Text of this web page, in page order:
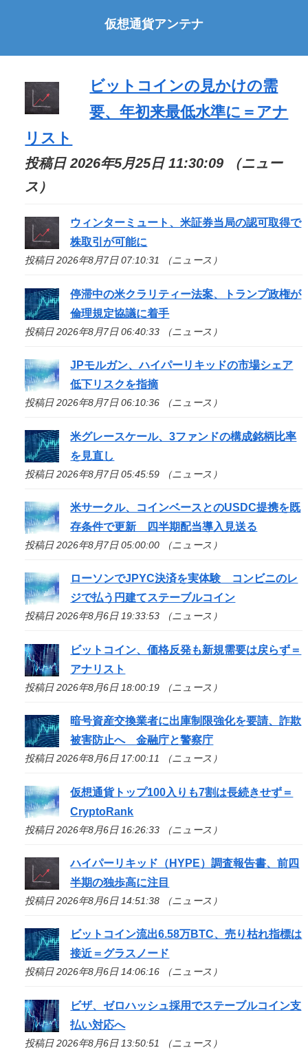
仮想通貨アンテナ
ビットコインの見かけの需
要、年初来最低水準に＝アナ
リスト
投稿日 2026年5月25日 11:30:09 （ニュー
ス）
ウィンターミュート、米証券当局の認可取得で
株取引が可能に
投稿日 2026年8月7日 07:10:31 （ニュース）
停滞中の米クラリティー法案、トランプ政権が
倫理規定協議に着手
投稿日 2026年8月7日 06:40:33 （ニュース）
JPモルガン、ハイパーリキッドの市場シェア
低下リスクを指摘
投稿日 2026年8月7日 06:10:36 （ニュース）
米グレースケール、3ファンドの構成銘柄比率
を見直し
投稿日 2026年8月7日 05:45:59 （ニュース）
米サークル、コインベースとのUSDC提携を既
存条件で更新 四半期配当導入見送る
投稿日 2026年8月7日 05:00:00 （ニュース）
ローソンでJPYC決済を実体験 コンビニのレ
ジで払う円建てステーブルコイン
投稿日 2026年8月6日 19:33:53 （ニュース）
ビットコイン、価格反発も新規需要は戻らず＝
アナリスト
投稿日 2026年8月6日 18:00:19 （ニュース）
暗号資産交換業者に出庫制限強化を要請、詐欺
被害防止へ 金融庁と警察庁
投稿日 2026年8月6日 17:00:11 （ニュース）
仮想通貨トップ100入りも7割は長続きせず＝
CryptoRank
投稿日 2026年8月6日 16:26:33 （ニュース）
ハイパーリキッド（HYPE）調査報告書、前四
半期の独歩高に注目
投稿日 2026年8月6日 14:51:38 （ニュース）
ビットコイン流出6.58万BTC、売り枯れ指標は
接近＝グラスノード
投稿日 2026年8月6日 14:06:16 （ニュース）
ビザ、ゼロハッシュ採用でステーブルコイン支
払い対応へ
投稿日 2026年8月6日 13:50:51 （ニュース）